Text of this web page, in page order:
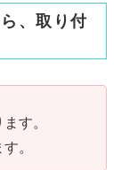
、取り付
す。
。